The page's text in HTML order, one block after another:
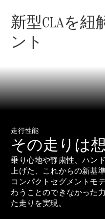
電気自動車モデル
プラグインハイブリ
All Sedan
CLA
Sedan
電気
CLA
Sedan
New
C-Class
Sedan
EQS
新型CLAを紐
ント
走行性能
その走りは
乗り心地や静粛性、ハン
上げた、これからの新基準
コンパクトセグメントモ
わうことのできなかった
た走りを実現。